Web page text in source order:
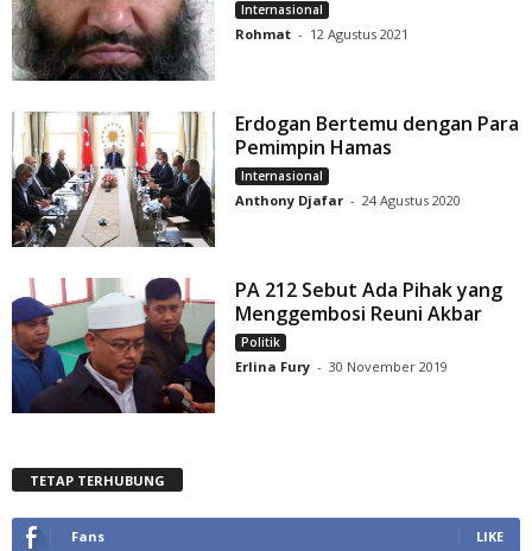
Internasional
Rohmat - 12 Agustus 2021
Erdogan Bertemu dengan Para
Pemimpin Hamas
Internasional
Anthony Djafar - 24 Agustus 2020
PA 212 Sebut Ada Pihak yang
Menggembosi Reuni Akbar
Politik
Erlina Fury - 30 November 2019
TETAP TERHUBUNG
Fans LIKE